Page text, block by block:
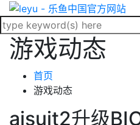
游戏动态
首页
游戏动态
aisuit2升级